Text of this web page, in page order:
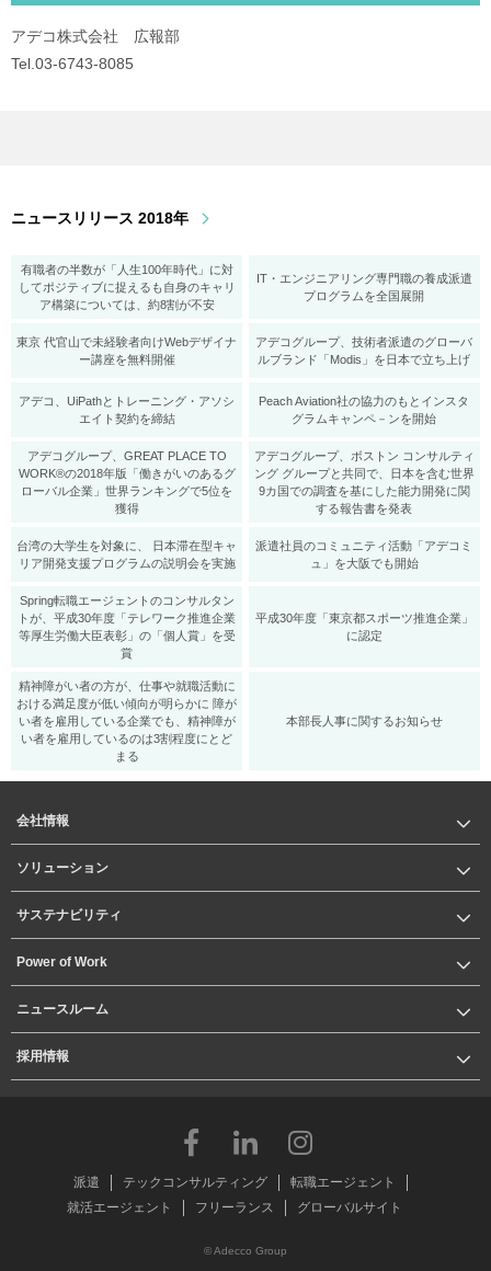
アデコ株式会社 広報部
Tel.03-6743-8085
ニュースリリース 2018年
有職者の半数が「人生100年時代」に対
してポジティブに捉えるも自身のキャリ
ア構築については、約8割が不安
IT・エンジニアリング専門職の養成派遣
プログラムを全国展開
東京 代官山で未経験者向けWebデザイナ
ー講座を無料開催
アデコグループ、技術者派遣のグローバ
ルブランド「Modis」を日本で立ち上げ
アデコ、UiPathとトレーニング・アソシ
エイト契約を締結
Peach Aviation社の協力のもとインスタ
グラムキャンペ－ンを開始
アデコグループ、GREAT PLACE TO
WORK®の2018年版「働きがいのあるグ
ローバル企業」世界ランキングで5位を
獲得
アデコグループ、ボストン コンサルティ
ング グループと共同で、日本を含む世界
9カ国での調査を基にした能力開発に関
する報告書を発表
台湾の大学生を対象に、 日本滞在型キャ
リア開発支援プログラムの説明会を実施
派遣社員のコミュニティ活動「アデコミ
ュ」を大阪でも開始
Spring転職エージェントのコンサルタン
トが、平成30年度「テレワーク推進企業
等厚生労働大臣表彰」の「個人賞」を受
賞
平成30年度「東京都スポーツ推進企業」
に認定
精神障がい者の方が、仕事や就職活動に
おける満足度が低い傾向が明らかに 障が
い者を雇用している企業でも、精神障が
い者を雇用しているのは3割程度にとど
まる
本部長人事に関するお知らせ
会社情報
ソリューション
サステナビリティ
Power of Work
ニュースルーム
採用情報
派遣 テックコンサルティング
転職エージェント
就活エージェント
フリーランス グローバルサイト
© Adecco Group